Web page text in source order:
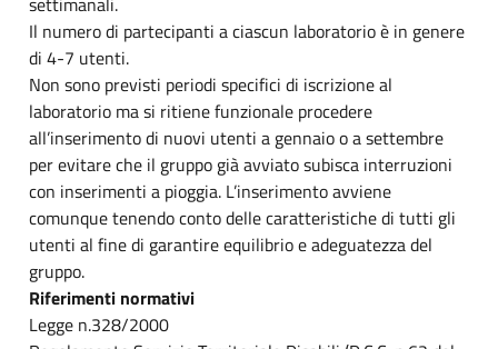
Il numero di partecipanti a ciascun laboratorio è in genere
di 4-7 utenti.
Non sono previsti periodi specifici di iscrizione al
laboratorio ma si ritiene funzionale procedere
all’inserimento di nuovi utenti a gennaio o a settembre
per evitare che il gruppo già avviato subisca interruzioni
con inserimenti a pioggia. L’inserimento avviene
comunque tenendo conto delle caratteristiche di tutti gli
utenti al fine di garantire equilibrio e adeguatezza del
gruppo.
Riferimenti normativi
Legge n.328/2000